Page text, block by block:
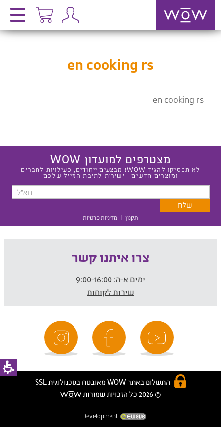
en cooking rs
en cooking rs
מצטרפים למועדון WOW
לא תפסיקו להגיד WOW! מבצעים ייחודים, פעילויות לחברים
ומוצרים חדשים - ישירות לתיבת המייל שלכם
תקנון | מדיניות פרטיות
צרו איתנו קשר
ימים א-ה:
שירות לקוחות
התשלום באתר WOW מאובטח בטכנולוגית SSL
© 2026 כל הזכויות שמורות
Development: